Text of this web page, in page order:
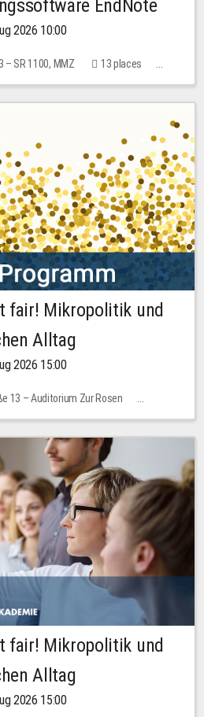
EndNote
2026 10:00
– SR 1100, MMZ
13 places
fair! Mikropolitik und
Alltag
2026 15:00
13 – Auditorium Zur Rosen
fair! Mikropolitik und
Alltag
2026 15:00